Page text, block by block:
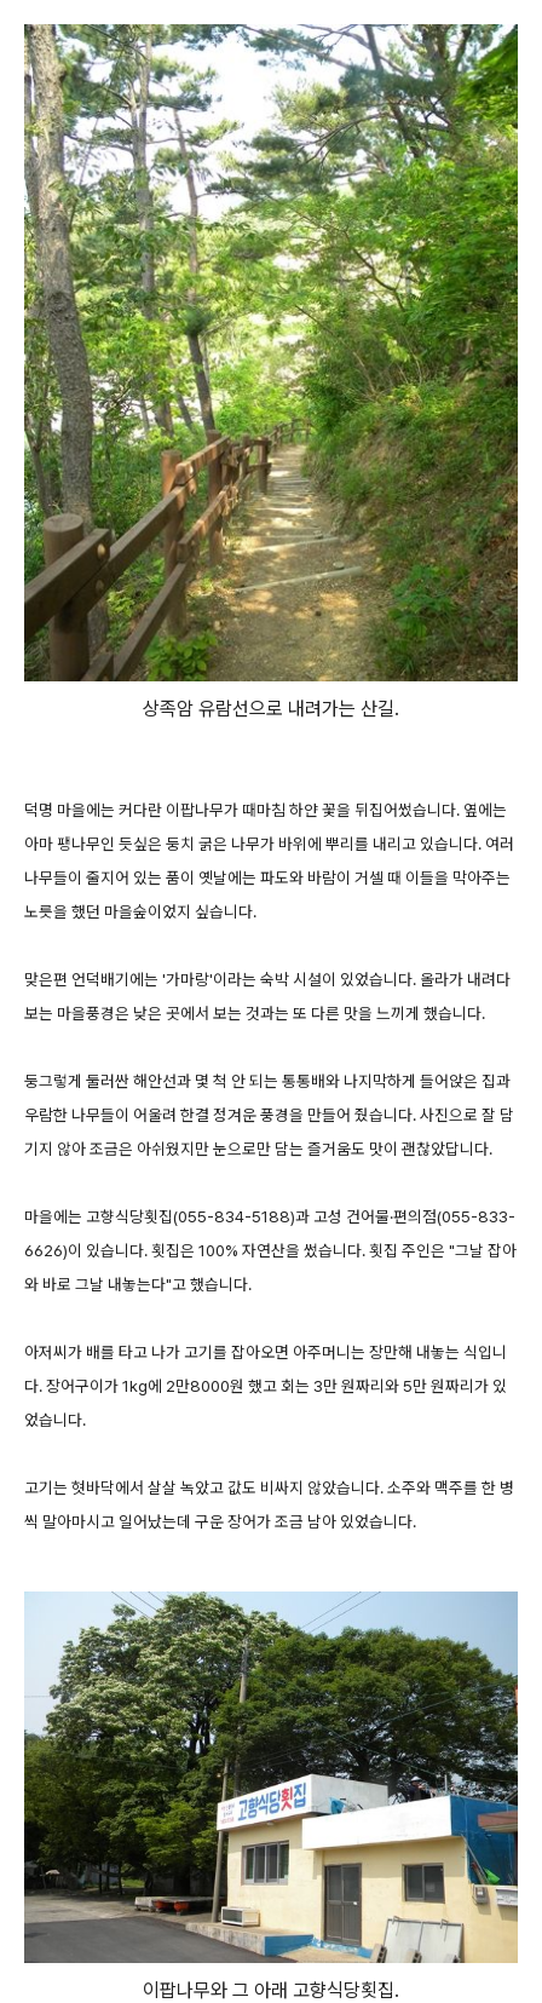
상족암 유람선으로 내려가는 산길.
덕명 마을에는 커다란 이팝나무가 때마침 하얀 꽃을 뒤집어썼습니다. 옆에는
아마 팽나무인 듯싶은 둥치 굵은 나무가 바위에 뿌리를 내리고 있습니다. 여러
나무들이 줄지어 있는 품이 옛날에는 파도와 바람이 거셀 때 이들을 막아주는
노릇을 했던 마을숲이었지 싶습니다.
맞은편 언덕배기에는 '가마랑'이라는 숙박 시설이 있었습니다. 올라가 내려다
보는 마을풍경은 낮은 곳에서 보는 것과는 또 다른 맛을 느끼게 했습니다.
둥그렇게 둘러싼 해안선과 몇 척 안 되는 통통배와 나지막하게 들어앉은 집과
우람한 나무들이 어울려 한결 정겨운 풍경을 만들어 줬습니다. 사진으로 잘 담
기지 않아 조금은 아쉬웠지만 눈으로만 담는 즐거움도 맛이 괜찮았답니다.
마을에는 고향식당횟집(055-834-5188)과 고성 건어물·편의점(055-833-
6626)이 있습니다. 횟집은 100% 자연산을 썼습니다. 횟집 주인은 "그날 잡아
와 바로 그날 내놓는다"고 했습니다.
아저씨가 배를 타고 나가 고기를 잡아오면 아주머니는 장만해 내놓는 식입니
다. 장어구이가 1kg에 2만8000원 했고 회는 3만 원짜리와 5만 원짜리가 있
었습니다.
고기는 혓바닥에서 살살 녹았고 값도 비싸지 않았습니다. 소주와 맥주를 한 병
씩 말아마시고 일어났는데 구운 장어가 조금 남아 있었습니다.
이팝나무와 그 아래 고향식당횟집.